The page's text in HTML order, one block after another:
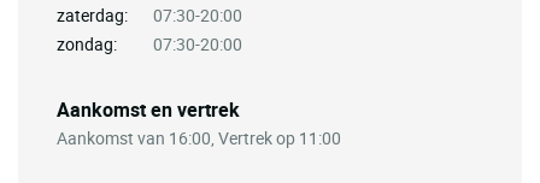
zaterdag:
07:30-20:00
zondag:
07:30-20:00
Aankomst en vertrek
Aankomst van 16:00, Vertrek op 11:00